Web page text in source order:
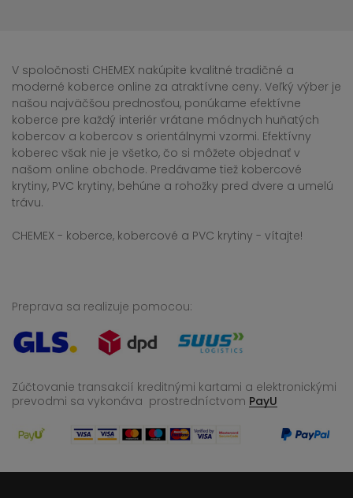
V spoločnosti CHEMEX nakúpite kvalitné tradičné a
moderné koberce online za atraktívne ceny. Veľký výber je
našou najväčšou prednosťou, ponúkame efektívne
koberce pre každý interiér vrátane módnych huňatých
kobercov a kobercov s orientálnymi vzormi. Efektívny
koberec však nie je všetko, čo si môžete objednať v
našom online obchode. Predávame tiež kobercové
krytiny, PVC krytiny, behúne a rohožky pred dvere a umelú
trávu.
CHEMEX - koberce, kobercové a PVC krytiny - vítajte!
Preprava sa realizuje pomocou:
Zúčtovanie transakcií kreditnými kartami a elektronickými
prevodmi sa vykonáva prostredníctvom PayU